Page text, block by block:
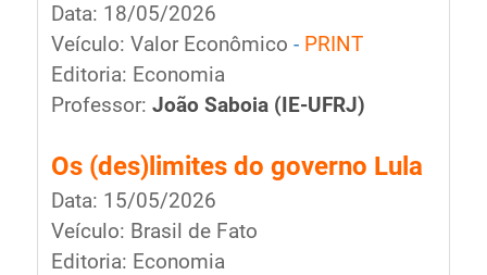
Data: 18/05/2026
Veículo: Valor Econômico - PRINT
Editoria: Economia
Professor: João Saboia(IE-UFRJ)
Os (des)limites do governo Lula
Data: 15/05/2026
Veículo: Brasil de Fato
Editoria: Economia